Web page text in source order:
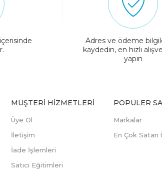
Adres ve ödeme
kaydedin, en hızlı
yapın
MÜŞTERI HIZMETLERI
Üye Ol
İletişim
İade İşlemleri
Satıcı Eğitimleri
POPÜLER
Markalar
En Çok Satan